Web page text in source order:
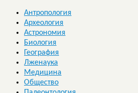
Антропология
Археология
Астрономия
Биология
География
Лженаука
Медицина
Общество